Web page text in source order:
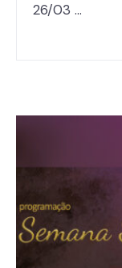
26/03 …